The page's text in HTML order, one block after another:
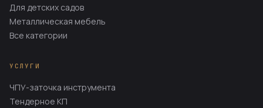
Для детских садов
Металлическая мебель
Все категории
УСЛУГИ
ЧПУ-заточка инструмента
Тендерное КП